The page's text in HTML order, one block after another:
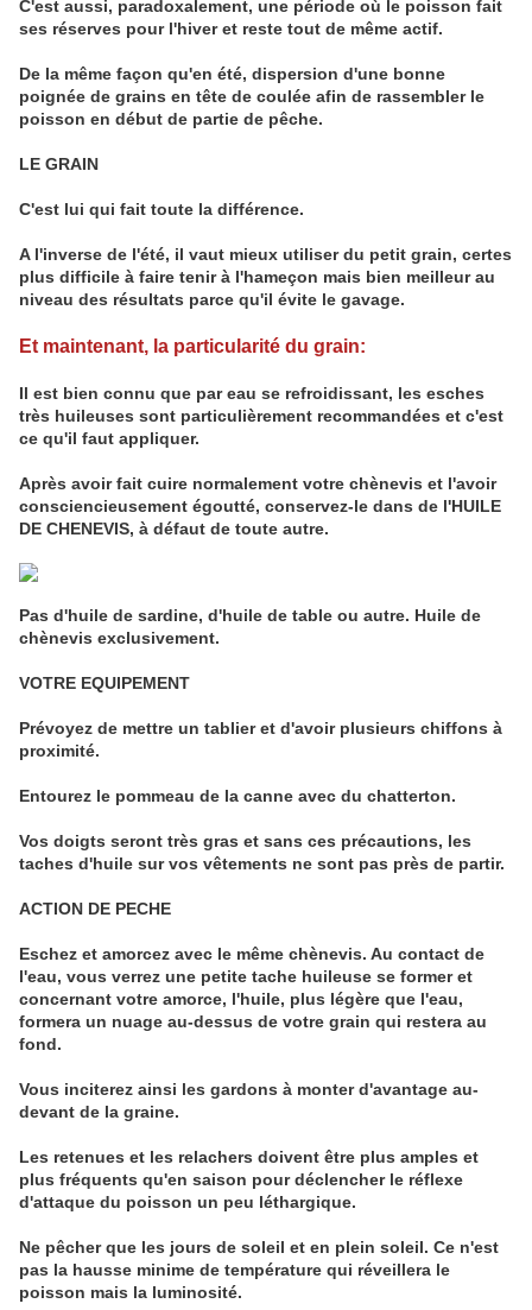
C'est aussi, paradoxalement, une période où le poisson fait
ses réserves pour l'hiver et reste tout de même actif.
De la même façon qu'en été, dispersion d'une bonne
poignée de grains en tête de coulée afin de rassembler le
poisson en début de partie de pêche.
LE GRAIN
C'est lui qui fait toute la différence.
A l'inverse de l'été, il vaut mieux utiliser du petit grain, certes
plus difficile à faire tenir à l'hameçon mais bien meilleur au
niveau des résultats parce qu'il évite le gavage.
Et maintenant, la particularité du grain:
Il est bien connu que par eau se refroidissant, les esches
très huileuses sont particulièrement recommandées et c'est
ce qu'il faut appliquer.
Après avoir fait cuire normalement votre chènevis et l'avoir
consciencieusement égoutté, conservez-le dans de l'HUILE
DE CHENEVIS, à défaut de toute autre.
Pas d'huile de sardine, d'huile de table ou autre. Huile de
chènevis exclusivement.
VOTRE EQUIPEMENT
Prévoyez de mettre un tablier et d'avoir plusieurs chiffons à
proximité.
Entourez le pommeau de la canne avec du chatterton.
Vos doigts seront très gras et sans ces précautions, les
taches d'huile sur vos vêtements ne sont pas près de partir.
ACTION DE PECHE
Eschez et amorcez avec le même chènevis. Au contact de
l'eau, vous verrez une petite tache huileuse se former et
concernant votre amorce, l'huile, plus légère que l'eau,
formera un nuage au-dessus de votre grain qui restera au
fond.
Vous inciterez ainsi les gardons à monter d'avantage au-
devant de la graine.
Les retenues et les relachers doivent être plus amples et
plus fréquents qu'en saison pour déclencher le réflexe
d'attaque du poisson un peu léthargique.
Ne pêcher que les jours de soleil et en plein soleil. Ce n'est
pas la hausse minime de température qui réveillera le
poisson mais la luminosité.